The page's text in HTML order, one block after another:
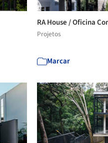
RA House / Oficina
Projetos
Marcar